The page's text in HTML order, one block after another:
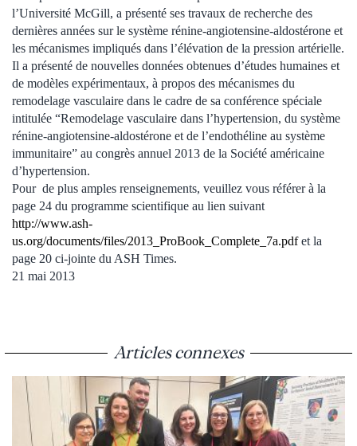
l’Université McGill, a présenté ses travaux de recherche des
dernières années sur le système rénine-angiotensine-aldostérone et
les mécanismes impliqués dans l’élévation de la pression artérielle.
Il a présenté de nouvelles données obtenues d’études humaines et
de modèles expérimentaux, à propos des mécanismes du
remodelage vasculaire dans le cadre de sa conférence spéciale
intitulée “Remodelage vasculaire dans l’hypertension, du système
rénine-angiotensine-aldostérone et de l’endothéline au système
immunitaire” au congrès annuel 2013 de la Société américaine
d’hypertension.
Pour de plus amples renseignements, veuillez vous référer à la
page 24 du programme scientifique au lien suivant
http://www.ash-
us.org/documents/files/2013_ProBook_Complete_7a.pdfet la
page 20 ci-jointe du ASH Times.
21 mai 2013
Articles connexes